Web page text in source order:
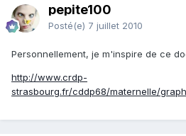
pepite100
Posté(e) 7 juillet 2010
Personnellement, je m'inspire de ce
http://www.crdp-
strasbourg.fr/cddp68/maternelle/